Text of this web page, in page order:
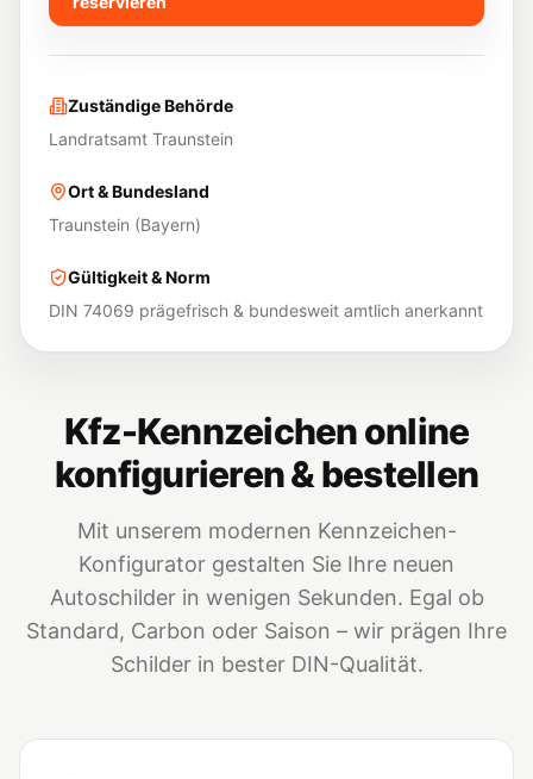
Zuständige Behörde
Landratsamt Traunstein
Ort & Bundesland
Traunstein (Bayern)
Gültigkeit & Norm
DIN 74069 prägefrisch & bundesweit amtlich anerkannt
Kfz-Kennzeichen online
konfigurieren & bestellen
Mit unserem modernen Kennzeichen-
Konfigurator gestalten Sie Ihre neuen
Autoschilder in wenigen Sekunden. Egal ob
Standard, Carbon oder Saison – wir prägen Ihre
Schilder in bester DIN-Qualität.